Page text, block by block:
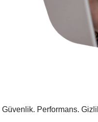
Güvenlik. Performans.